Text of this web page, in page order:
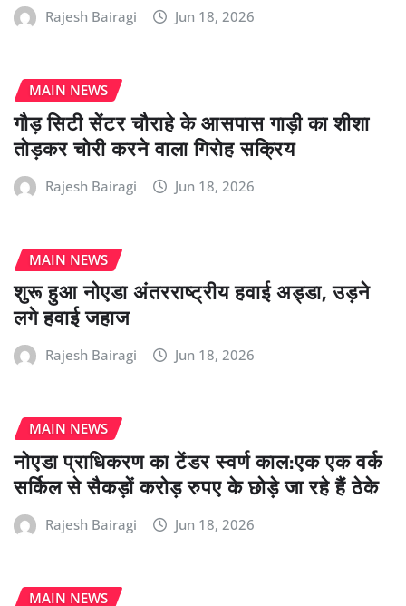
Rajesh Bairagi Jun 18, 2026
MAIN NEWS
गौड़ सिटी सेंटर चौराहे के आसपास गाड़ी का शीशा
तोड़कर चोरी करने वाला गिरोह सक्रिय
Rajesh Bairagi Jun 18, 2026
MAIN NEWS
शुरू हुआ नोएडा अंतरराष्ट्रीय हवाई अड्डा, उड़ने
लगे हवाई जहाज
Rajesh Bairagi Jun 18, 2026
MAIN NEWS
नोएडा प्राधिकरण का टेंडर स्वर्ण काल:एक एक वर्क
सर्किल से सैकड़ों करोड़ रुपए के छोड़े जा रहे हैं ठेके
Rajesh Bairagi Jun 18, 2026
MAIN NEWS